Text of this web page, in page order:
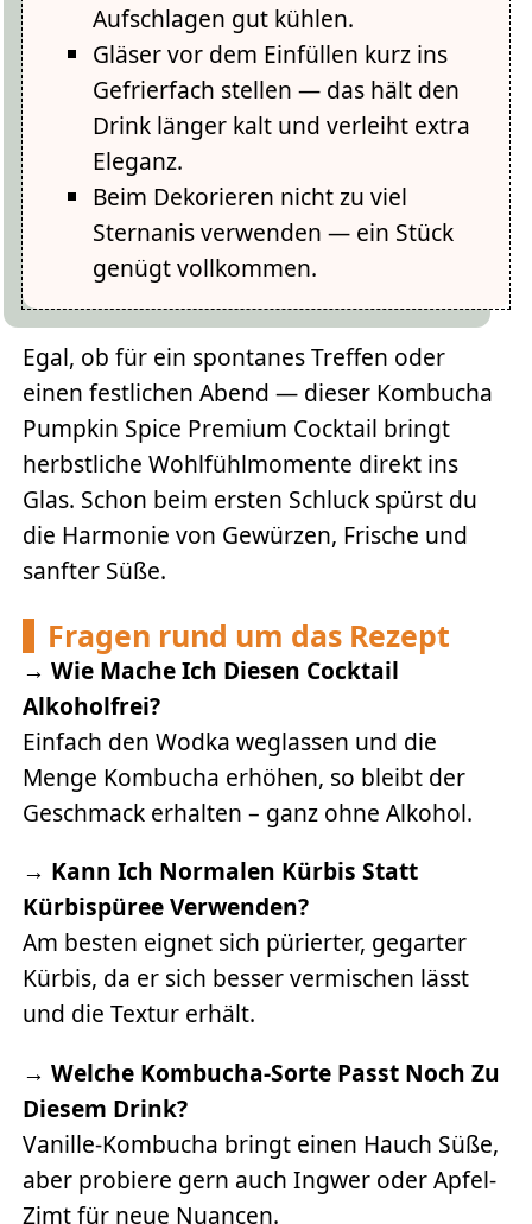
Aufschlagen gut kühlen.
Gläser vor dem Einfüllen kurz ins
Gefrierfach stellen — das hält den
Drink länger kalt und verleiht extra
Eleganz.
Beim Dekorieren nicht zu viel
Sternanis verwenden — ein Stück
genügt vollkommen.
Egal, ob für ein spontanes Treffen oder
einen festlichen Abend — dieser Kombucha
Pumpkin Spice Premium Cocktail bringt
herbstliche Wohlfühlmomente direkt ins
Glas. Schon beim ersten Schluck spürst du
die Harmonie von Gewürzen, Frische und
sanfter Süße.
Fragen rund um das Rezept
→Wie Mache Ich Diesen Cocktail
Alkoholfrei?
Einfach den Wodka weglassen und die
Menge Kombucha erhöhen, so bleibt der
Geschmack erhalten – ganz ohne Alkohol.
→ Kann Ich Normalen Kürbis Statt
Kürbispüree Verwenden?
Am besten eignet sich pürierter, gegarter
Kürbis, da er sich besser vermischen lässt
und die Textur erhält.
→Welche Kombucha-Sorte Passt Noch Zu
Diesem Drink?
Vanille-Kombucha bringt einen Hauch Süße,
aber probiere gern auch Ingwer oder Apfel-
Zimt für neue Nuancen.